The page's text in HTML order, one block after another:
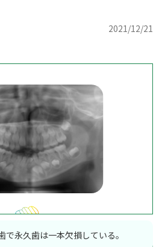
2021/12/21
で永久歯は一本欠損している。